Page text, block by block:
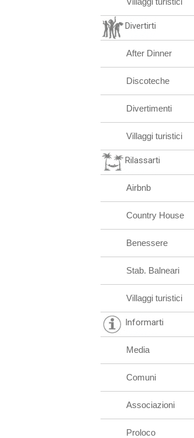
Divertirti
After Dinner
Discoteche
Divertimenti
Villaggi turistici
Rilassarti
Airbnb
Country House
Benessere
Stab. Balneari
Villaggi turistici
Informarti
Media
Comuni
Associazioni
Proloco